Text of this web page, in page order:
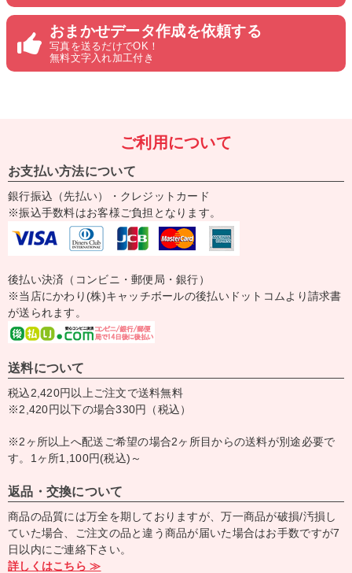
おまかせデータ作成を依頼する
写真を送るだけでOK！
無料文字入れ加工付き
ご利用について
お支払い方法について
銀行振込（先払い）・クレジットカード
※振込手数料はお客様ご負担となります。
後払い決済（コンビニ・郵便局・銀行）
※当店にかわり(株)キャッチボールの後払いドットコムより請求書
が送られます。
送料について
税込2,420円以上ご注文で送料無料
※2,420円以下の場合330円（税込）
※2ヶ所以上へ配送ご希望の場合2ヶ所目からの送料が別途必要で
す。1ヶ所1,100円(税込)～
返品・交換について
商品の品質には万全を期しておりますが、万一商品が破損/汚損し
ていた場合、ご注文の品と違う商品が届いた場合はお手数ですが7
日以内にご連絡下さい。
詳しくはこちら ≫